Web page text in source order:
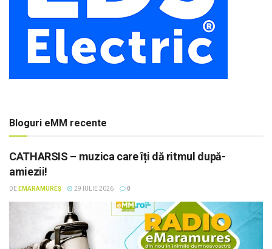
Bloguri eMM recente
CATHARSIS – muzica care îți dă ritmul după-
amiezii!
DE EMARAMUREȘ 29 IULIE 2026 0